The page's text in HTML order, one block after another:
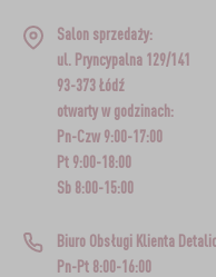
Salon sprzedaży:
ul. Pryncypalna 129/141
93-373 Łódź
otwarty w godzinach:
Pn-Czw 9:00-17:00
Pt 9:00-18:00
Sb 8:00-15:00
Biuro Obsługi Klienta
Pn-Pt 8:00-16:00